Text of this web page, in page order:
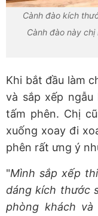
Cành đào kích
Cành đào này
Khi bắt đầu làm
và sắp xếp
tấm phên. Chị
xuống xoay đi
phên rất ưng ý
"Mình sắp xếp
dáng kích thước
phòng khách